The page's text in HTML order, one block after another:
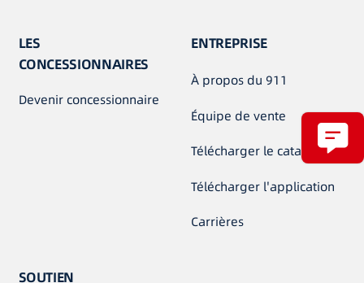
LES
CONCESSIONNAIRES
Devenir concessionnaire
ENTREPRISE
À propos du 911
Équipe de vente
Télécharger le catalogue
Télécharger l'application
Carrières
SOUTIEN